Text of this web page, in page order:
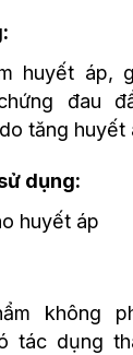
huyết áp,
đau
tăng huyết
dụng:
huyết áp
không
tác dụng